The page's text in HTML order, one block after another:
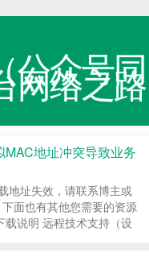
公众号同
网络之路
地址冲突导致业务
地址失效，请联系博主或
面也有其他您需要的资源
说明 远程技术支持（设